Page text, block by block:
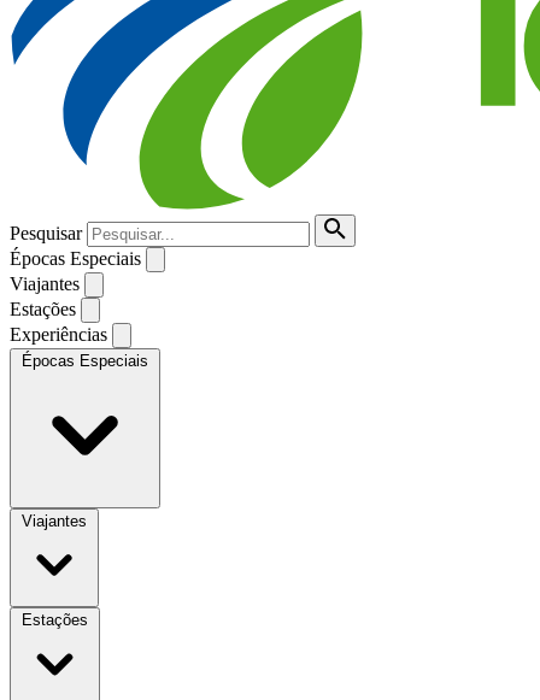
Pesquisar
Épocas Especiais
Viajantes
Estações
Experiências
Épocas Especiais
Viajantes
Estações